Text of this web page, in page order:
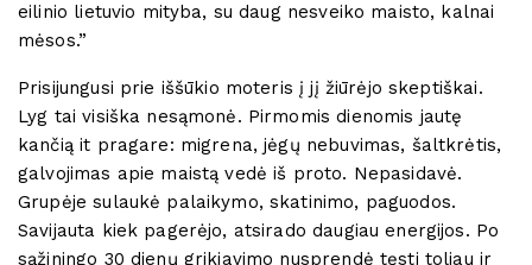
eilinio lietuvio mityba, su daug nesveiko maisto, kalnai
mėsos.”
Prisijungusi prie iššūkio moteris į jį žiūrėjo skeptiškai.
Lyg tai visiška nesąmonė. Pirmomis dienomis jautę
kančią it pragare: migrena, jėgų nebuvimas, šaltkrėtis,
galvojimas apie maistą vedė iš proto. Nepasidavė.
Grupėje sulaukė palaikymo, skatinimo, paguodos.
Savijauta kiek pagerėjo, atsirado daugiau energijos. Po
sąžiningo 30 dienų grikiavimo nusprendė tęsti toliau ir